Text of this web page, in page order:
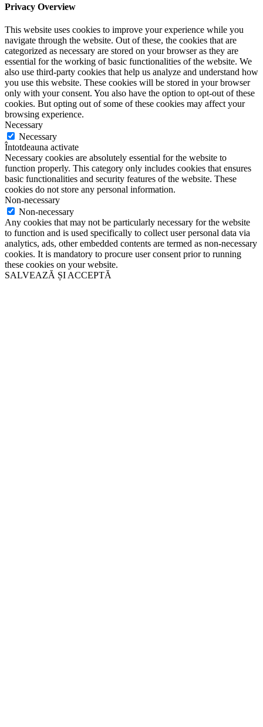
Privacy Overview
This website uses cookies to improve your experience while you
navigate through the website. Out of these, the cookies that are
categorized as necessary are stored on your browser as they are
essential for the working of basic functionalities of the website. We
also use third-party cookies that help us analyze and understand how
you use this website. These cookies will be stored in your browser
only with your consent. You also have the option to opt-out of these
cookies. But opting out of some of these cookies may affect your
browsing experience.
Necessary
Necessary
Întotdeauna activate
Necessary cookies are absolutely essential for the website to
function properly. This category only includes cookies that ensures
basic functionalities and security features of the website. These
cookies do not store any personal information.
Non-necessary
Non-necessary
Any cookies that may not be particularly necessary for the website
to function and is used specifically to collect user personal data via
analytics, ads, other embedded contents are termed as non-necessary
cookies. It is mandatory to procure user consent prior to running
these cookies on your website.
SALVEAZĂ ȘI ACCEPTĂ